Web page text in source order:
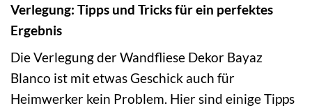
Verlegung: Tipps und Tricks für ein perfektes
Ergebnis
Die Verlegung der Wandfliese Dekor Bayaz
Blanco ist mit etwas Geschick auch für
Heimwerker kein Problem. Hier sind einige Tipps